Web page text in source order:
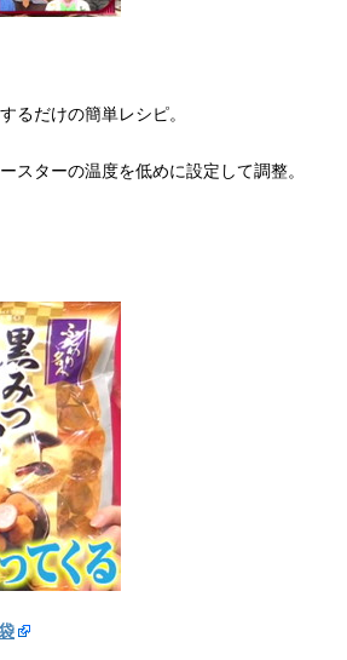
るだけの簡単レシピ。
スターの温度を低めに設定して調整。